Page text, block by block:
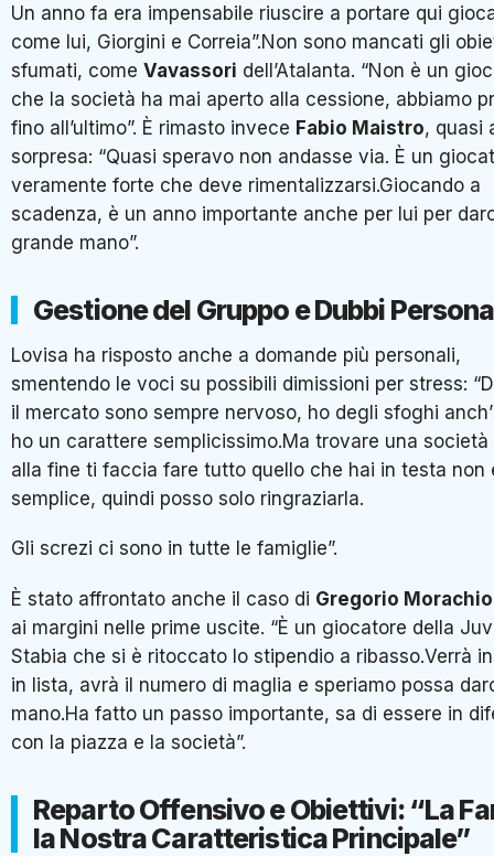
Un anno fa era impensabile riuscire a portare qui
come lui, Giorgini e Correia”.Non sono mancati gli
sfumati, come Vavassori dell’Atalanta. “Non è un
che la società ha mai aperto alla cessione, abbiamo
fino all’ultimo”. È rimasto invece Fabio Maistro, quasi
sorpresa: “Quasi speravo non andasse via. È un
veramente forte che deve rimentalizzarsi.Giocando a
scadenza, è un anno importante anche per lui per
grande mano”.
Gestione del Gruppo e Dubbi
Lovisa ha risposto anche a domande più personali,
smentendo le voci su possibili dimissioni per stress:
il mercato sono sempre nervoso, ho degli sfoghi
ho un carattere semplicissimo.Ma trovare una società
alla fine ti faccia fare tutto quello che hai in testa non
semplice, quindi posso solo ringraziarla.
Gli screzi ci sono in tutte le famiglie”.
È stato affrontato anche il caso di Gregorio
ai margini nelle prime uscite. “È un giocatore della
Stabia che si è ritoccato lo stipendio a ribasso.Verrà
in lista, avrà il numero di maglia e speriamo possa
mano.Ha fatto un passo importante, sa di essere in
con la piazza e la società”.
Reparto Offensivo e Obiettivi: “La
la Nostra Caratteristica Principale”